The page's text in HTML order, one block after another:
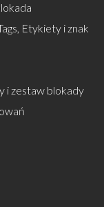
Etykiety i znak
i zestaw blokady